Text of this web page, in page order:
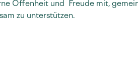
Offenheit und  Freude mit,
zu unterstützen.